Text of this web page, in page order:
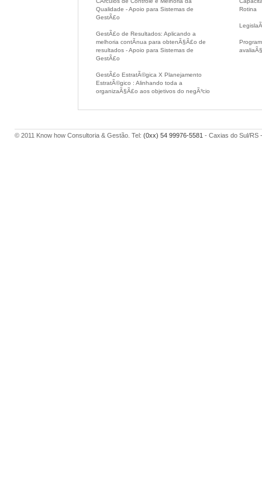
Qualidade - Apoio para Sistemas de
GestÃ£o
GestÃ£o de Resultados: Aplicando a
melhoria contÃ­nua para obtenÃ§Ã£o de
resultados - Apoio para Sistemas de
GestÃ£o
GestÃ£o EstratÃ©gica X Planejamento
EstratÃ©gico : Alinhando toda a
organizaÃ§Ã£o aos objetivos do negÃ³cio
Rotina
© 2011 Know how Consultoria & Gestão. Tel: (0xx) 54 99976-5581 - Caxias do Sul/RS